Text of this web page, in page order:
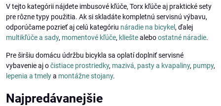
V tejto kategórii nájdete imbusové kľúče, Torx kľúče aj praktické sety
pre rôzne typy použitia. Ak si skladáte kompletnú servisnú výbavu,
odporúčame pozrieť aj celú kategóriu náradie na bicykel , ďalej
multikľúče a sady, momentové kľúče, klieštealeboostatné náradie.
Pre širšiu domácu údržbu bicykla sa oplatí doplniť servisné
vybavenie aj očistiace prostriedky, mazivá, pasty a kvapaliny, pumpy,
lepenia a tmelya montážne stojany.
Najpredávanejšie